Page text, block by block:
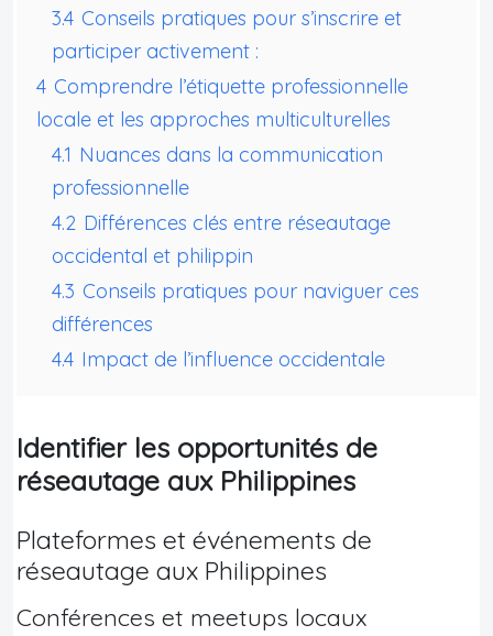
3.4 Conseils pratiques pour s’inscrire et
participer activement :
4 Comprendre l’étiquette professionnelle
locale et les approches multiculturelles
4.1 Nuances dans la communication
professionnelle
4.2 Différences clés entre réseautage
occidental et philippin
4.3 Conseils pratiques pour naviguer ces
différences
4.4 Impact de l’influence occidentale
Identifier les opportunités de
réseautage aux Philippines
Plateformes et événements de
réseautage aux Philippines
Conférences et meetups locaux